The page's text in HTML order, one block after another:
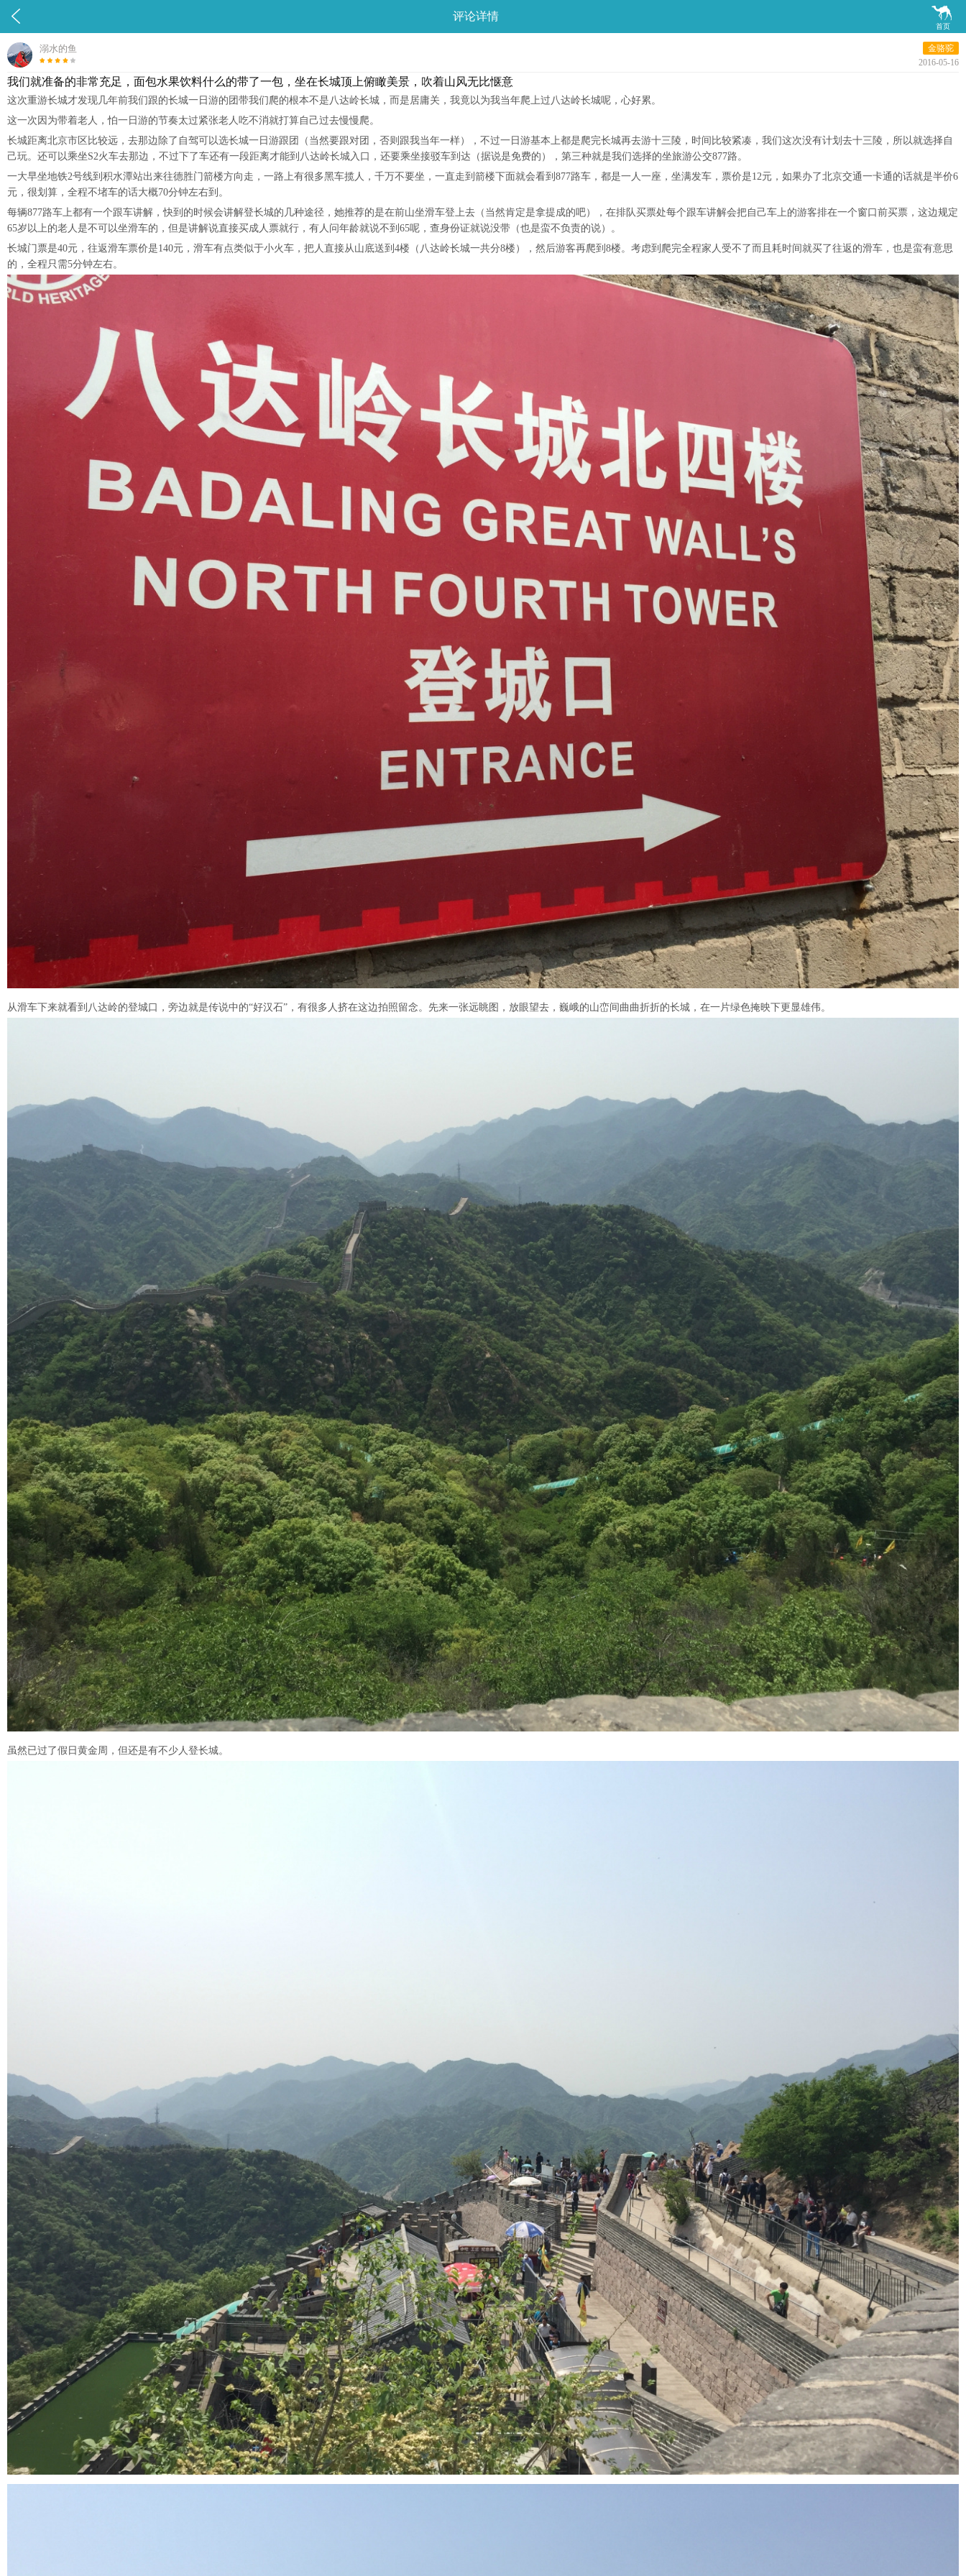
 
首页
评论详情
溺水的鱼
金骆驼
2016-05-16
我们就准备的非常充足，面包水果饮料什么的带了一包，坐在长城顶上俯瞰美景，吹着山风无比惬意
这次重游长城才发现几年前我们跟的长城一日游的团带我们爬的根本不是八达岭长城，而是居庸关，我竟以为我当年爬上过八达岭长城呢，心好累。
这一次因为带着老人，怕一日游的节奏太过紧张老人吃不消就打算自己过去慢慢爬。
长城距离北京市区比较远，去那边除了自驾可以选长城一日游跟团（当然要跟对团，否则跟我当年一样），不过一日游基本上都是爬完长城再去游十三陵，时间比较紧凑，我们这次没有计划去十三陵，所以就选择自
己玩。还可以乘坐S2火车去那边，不过下了车还有一段距离才能到八达岭长城入口，还要乘坐接驳车到达（据说是免费的），第三种就是我们选择的坐旅游公交877路。
一大早坐地铁2号线到积水潭站出来往德胜门箭楼方向走，一路上有很多黑车揽人，千万不要坐，一直走到箭楼下面就会看到877路车，都是一人一座，坐满发车，票价是12元，如果办了北京交通一卡通的话就是半价6
元，很划算，全程不堵车的话大概70分钟左右到。
每辆877路车上都有一个跟车讲解，快到的时候会讲解登长城的几种途径，她推荐的是在前山坐滑车登上去（当然肯定是拿提成的吧），在排队买票处每个跟车讲解会把自己车上的游客排在一个窗口前买票，这边规定
65岁以上的老人是不可以坐滑车的，但是讲解说直接买成人票就行，有人问年龄就说不到65呢，查身份证就说没带（也是蛮不负责的说）。
长城门票是40元，往返滑车票价是140元，滑车有点类似于小火车，把人直接从山底送到4楼（八达岭长城一共分8楼），然后游客再爬到8楼。考虑到爬完全程家人受不了而且耗时间就买了往返的滑车，也是蛮有意思
的，全程只需5分钟左右。
从滑车下来就看到八达岭的登城口，旁边就是传说中的“好汉石”，有很多人挤在这边拍照留念。先来一张远眺图，放眼望去，巍峨的山峦间曲曲折折的长城，在一片绿色掩映下更显雄伟。
虽然已过了假日黄金周，但还是有不少人登长城。